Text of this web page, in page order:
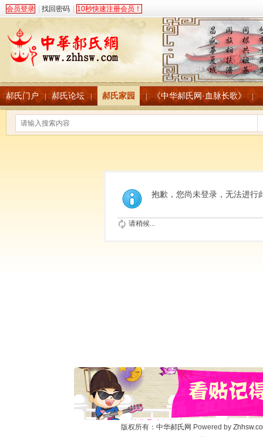
会员登录 找回密码 10秒快速注册会员！
郝氏门户 | 郝氏论坛 | 郝氏家园 《中华郝氏网·血脉长歌》
抱歉，您尚未登录，无法进行
请稍候...
版权所有： 中华郝氏网 Powered by